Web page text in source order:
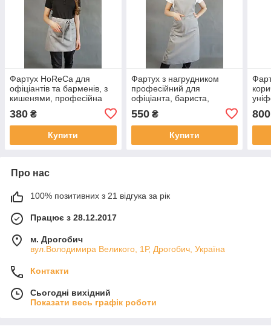
Фартух HoReCa для
офіціантів та барменів, з
кишенями, професійна
уніформа для ресторану,
кафе, бару
380 ₴
Купити
Фартух з нагрудником
професійний для
офіціанта, бариста,
HoReCa
550₴
Купити
800
Про нас
100% позитивних з 21 відгука за рік
Працює з 28.12.2017
м. Дрогобич
вул.Володимира Великого, 1Р, Дрогобич, Україна
Контакти
Сьогодні вихідний
Показати весь графік роботи